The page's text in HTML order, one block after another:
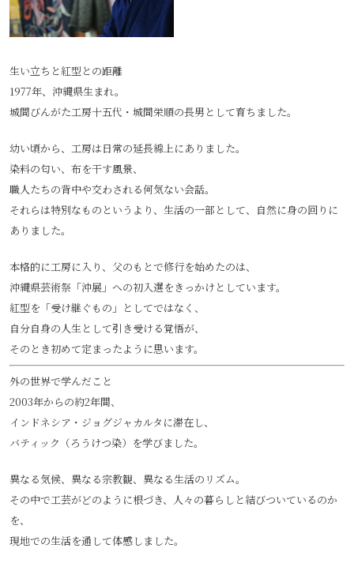
生い立ちと紅型との距離
1977年、沖縄県生まれ。
城間びんがた工房十五代・城間栄順の長男として育ちました。
幼い頃から、工房は日常の延長線上にありました。
染料の匂い、布を干す風景、
職人たちの背中や交わされる何気ない会話。
それらは特別なものというより、生活の一部として、自然に身の回りに
ありました。
本格的に工房に入り、父のもとで修行を始めたのは、
沖縄県芸術祭「沖展」への初入選をきっかけとしています。
紅型を「受け継ぐもの」としてではなく、
自分自身の人生として引き受ける覚悟が、
そのとき初めて定まったように思います。
外の世界で学んだこと
2003年からの約2年間、
インドネシア・ジョグジャカルタに滞在し、
バティック（ろうけつ染）を学びました。
異なる気候、異なる宗教観、異なる生活のリズム。
その中で工芸がどのように根づき、人々の暮らしと結びついているのか
を、
現地での生活を通して体感しました。